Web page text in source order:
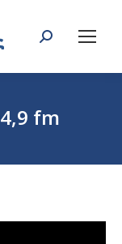
Search:
fm